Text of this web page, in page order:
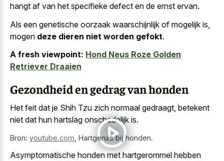
hangt af van het specifieke defect en de ernst ervan.
Als een genetische oorzaak waarschijnlijk of mogelijk is,
mogen deze dieren niet worden gefokt.
A fresh viewpoint: Hond Neus Roze Golden
Retriever Draaien
Gezondheid en gedrag van honden
Het feit dat je Shih Tzu zich normaal gedraagt, betekent
niet dat hun hartslag onschadelijk is.
Bron: youtube.com Hartgeruis bij honden.
Asymptomatische honden met hartgerommel hebben